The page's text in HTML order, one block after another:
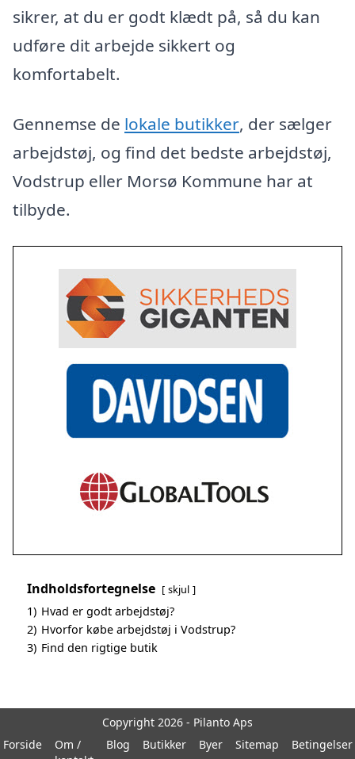
sikrer, at du er godt klædt på, så du kan
udføre dit arbejde sikkert og
komfortabelt.
Gennemse de lokale butikker, der sælger
arbejdstøj, og find det bedste arbejdstøj,
Vodstrup eller Morsø Kommune har at
tilbyde.
Indholdsfortegnelse skjul
1) Hvad er godt arbejdstøj?
2) Hvorfor købe arbejdstøj i Vodstrup?
3) Find den rigtige butik
Copyright 2026 - Pilanto Aps
Forside
Om /
Blog Butikker Byer Sitemap Betingelser